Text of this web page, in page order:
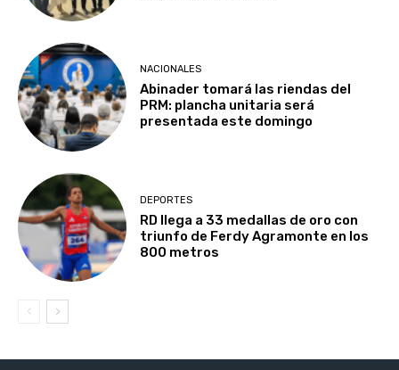
NACIONALES
Abinader tomará las riendas del
PRM: plancha unitaria será
presentada este domingo
DEPORTES
RD llega a 33 medallas de oro con
triunfo de Ferdy Agramonte en los
800 metros